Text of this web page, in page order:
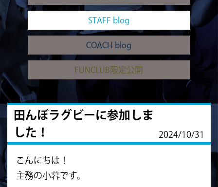
STAFF blog
COACH blog
FUNCLUB限定公開
田んぼラグビーに参加しま
した！
2024/10/31
こんにちは！
主務の小暮です。